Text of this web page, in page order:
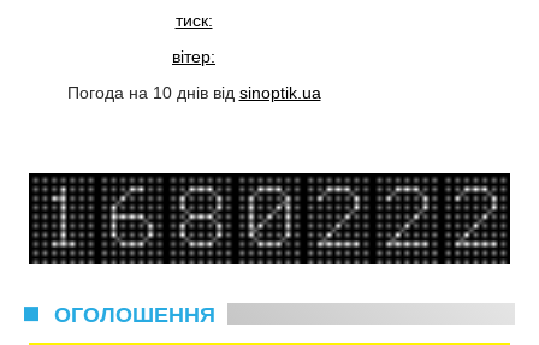
тиск:
вітер:
Погода на 10 днів від sinoptik.ua
ОГОЛОШЕННЯ